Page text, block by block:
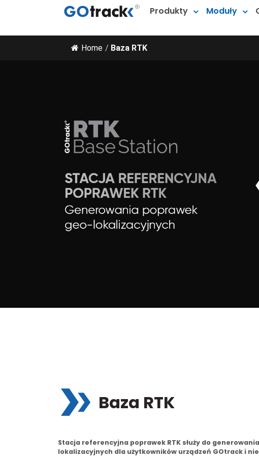
Produkty Moduły
Home / Baza RTK
Baza RTK
Stacja referencyjna poprawek RTK służy do
lokalizacyjnych dla użytkowników urządzeń GOtrack i